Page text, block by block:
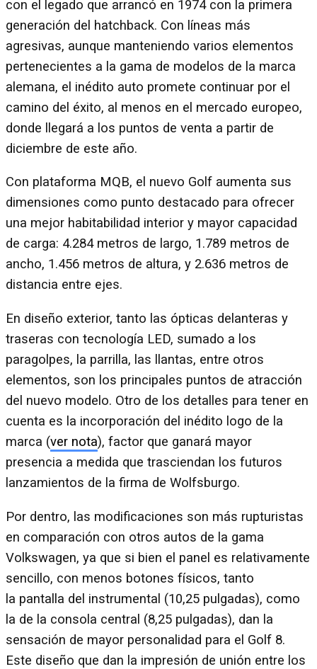
con el legado que arrancó en 1974 con la primera
generación del hatchback. Con líneas más
agresivas, aunque manteniendo varios elementos
pertenecientes a la gama de modelos de la marca
alemana, el inédito auto promete continuar por el
camino del éxito, al menos en el mercado europeo,
donde llegará a los puntos de venta a partir de
diciembre de este año.
Con plataforma MQB, el nuevo Golf aumenta sus
dimensiones como punto destacado para ofrecer
una mejor habitabilidad interior y mayor capacidad
de carga: 4.284 metros de largo, 1.789 metros de
ancho, 1.456 metros de altura, y 2.636 metros de
distancia entre ejes.
En diseño exterior, tanto las ópticas delanteras y
traseras con tecnología LED, sumado a los
paragolpes, la parrilla, las llantas, entre otros
elementos, son los principales puntos de atracción
del nuevo modelo. Otro de los detalles para tener en
cuenta es la incorporación del inédito logo de la
marca (ver nota), factor que ganará mayor
presencia a medida que trasciendan los futuros
lanzamientos de la firma de Wolfsburgo.
Por dentro, las modificaciones son más rupturistas
en comparación con otros autos de la gama
Volkswagen, ya que si bien el panel es relativamente
sencillo, con menos botones físicos, tanto
la pantalla del instrumental (10,25 pulgadas), como
la de la consola central (8,25 pulgadas), dan la
sensación de mayor personalidad para el Golf 8.
Este diseño que dan la impresión de unión entre los